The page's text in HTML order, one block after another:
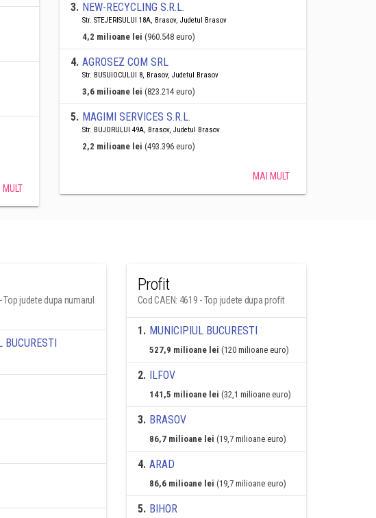
MULT
3. NEW-RECYCLING S.R.L.
Str. STEJERISULUI 18A, Brasov, Judetul Brasov
4,2 milioane lei (960.548 euro)
4. AGROSEZ COM SRL
Str. BUSUIOCULUI 8, Brasov, Judetul Brasov
3,6 milioane lei (823.214 euro)
5. MAGIMI SERVICES S.R.L.
Str. BUJORULUI 49A, Brasov, Judetul Brasov
2,2 milioane lei (493.396 euro)
MAI MULT
Top judete dupa numarul
BUCURESTI
Profit
Cod CAEN: 4619 - Top judete dupa profit
1. MUNICIPIUL BUCURESTI
527,9 milioane lei (120 milioane euro)
2. ILFOV
141,5 milioane lei (32,1 milioane euro)
3. BRASOV
86,7 milioane lei (19,7 milioane euro)
4. ARAD
86,6 milioane lei (19,7 milioane euro)
5. BIHOR